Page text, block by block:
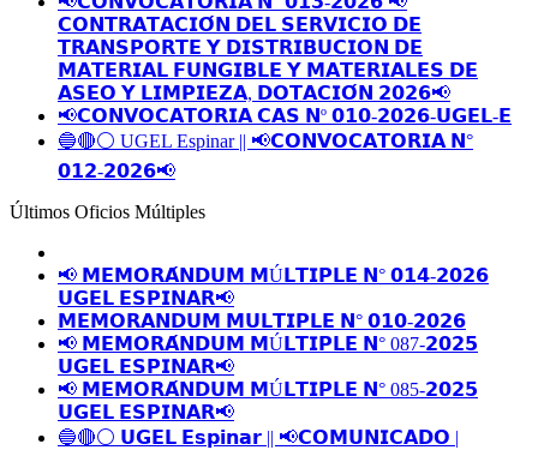
𝗖𝗢𝗡𝗧𝗥𝗔𝗧𝗔𝗖𝗜𝗢́𝗡 𝗗𝗘𝗟 𝗦𝗘𝗥𝗩𝗜𝗖𝗜𝗢 𝗗𝗘
𝗧𝗥𝗔𝗡𝗦𝗣𝗢𝗥𝗧𝗘 𝗬 𝗗𝗜𝗦𝗧𝗥𝗜𝗕𝗨𝗖𝗜𝗢𝗡 𝗗𝗘
𝗠𝗔𝗧𝗘𝗥𝗜𝗔𝗟 𝗙𝗨𝗡𝗚𝗜𝗕𝗟𝗘 𝗬 𝗠𝗔𝗧𝗘𝗥𝗜𝗔𝗟𝗘𝗦 𝗗𝗘
𝗔𝗦𝗘𝗢 𝗬 𝗟𝗜𝗠𝗣𝗜𝗘𝗭𝗔, 𝗗𝗢𝗧𝗔𝗖𝗜𝗢́𝗡 𝟮𝟬𝟮𝟲📢
📢𝗖𝗢𝗡𝗩𝗢𝗖𝗔𝗧𝗢𝗥𝗜𝗔 𝗖𝗔𝗦 𝗡º 𝟬𝟭𝟬-𝟮𝟬𝟮𝟲-𝗨𝗚𝗘𝗟-𝗘
🔵🔴⚪️ UGEL Espinar || 📢𝗖𝗢𝗡𝗩𝗢𝗖𝗔𝗧𝗢𝗥𝗜𝗔 𝗡°
𝟬𝟭𝟮-𝟮𝟬𝟮𝟲📢
Últimos Oficios Múltiples
📢 𝗠𝗘𝗠𝗢𝗥𝗔́𝗡𝗗𝗨𝗠 𝗠Ú𝗟𝗧𝗜𝗣𝗟𝗘 𝗡° 𝟬𝟭𝟰-𝟮𝟬𝟮𝟲
𝗨𝗚𝗘𝗟 𝗘𝗦𝗣𝗜𝗡𝗔𝗥📢
𝗠𝗘𝗠𝗢𝗥𝗔𝗡𝗗𝗨𝗠 𝗠𝗨𝗟𝗧𝗜𝗣𝗟𝗘 𝗡° 𝟬𝟭𝟬-𝟮𝟬𝟮𝟲
📢 𝗠𝗘𝗠𝗢𝗥𝗔́𝗡𝗗𝗨𝗠 𝗠Ú𝗟𝗧𝗜𝗣𝗟𝗘 𝗡° 087-𝟮𝟬𝟮𝟱
𝗨𝗚𝗘𝗟 𝗘𝗦𝗣𝗜𝗡𝗔𝗥📢
📢 𝗠𝗘𝗠𝗢𝗥𝗔́𝗡𝗗𝗨𝗠 𝗠Ú𝗟𝗧𝗜𝗣𝗟𝗘 𝗡° 085-𝟮𝟬𝟮𝟱
𝗨𝗚𝗘𝗟 𝗘𝗦𝗣𝗜𝗡𝗔𝗥📢
🔵🔴⚪️ 𝗨𝗚𝗘𝗟 𝗘𝘀𝗽𝗶𝗻𝗮𝗿 || 📢𝗖𝗢𝗠𝗨𝗡𝗜𝗖𝗔𝗗𝗢 |